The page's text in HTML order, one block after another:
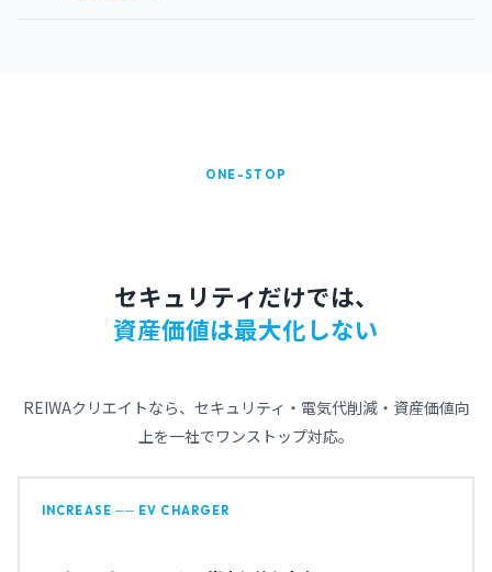
ONE-STOP
セキュリティだけでは、
資産価値は最大化しない
REIWAクリエイトなら、セキュリティ・電気代削減・資産価値向
上を一社でワンストップ対応。
INCREASE ── EV CHARGER